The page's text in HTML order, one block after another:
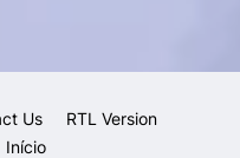
Us
RTL Version
Início